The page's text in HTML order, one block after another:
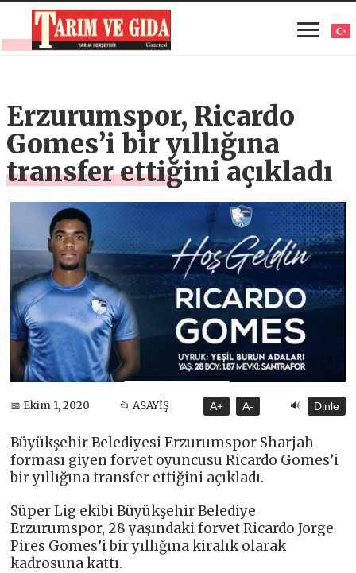
Erzurumspor, Ricardo
Gomes’i bir yıllığına
transfer ettiğini açıkladı
📅 Ekim 1, 2020 📂 ASAYİŞ A+ A- 🔊 Dinle
Büyükşehir Belediyesi Erzurumspor Sharjah
forması giyen forvet oyuncusu Ricardo Gomes’i
bir yıllığına transfer ettiğini açıkladı.
Süper Lig ekibi Büyükşehir Belediye
Erzurumspor, 28 yaşındaki forvet Ricardo Jorge
Pires Gomes’i bir yıllığına kiralık olarak
kadrosuna kattı.